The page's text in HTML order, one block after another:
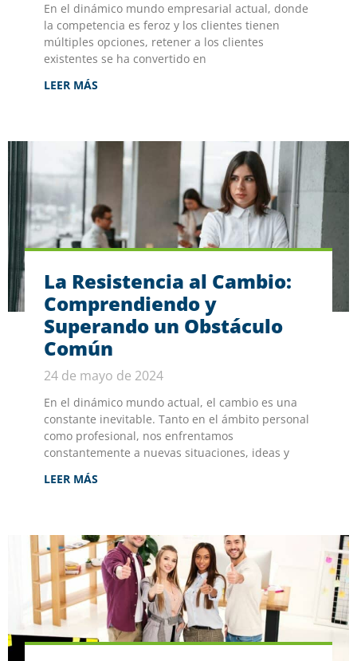
En el dinámico mundo empresarial actual, donde
la competencia es feroz y los clientes tienen
múltiples opciones, retener a los clientes
existentes se ha convertido en
LEER MÁS
La Resistencia al Cambio:
Comprendiendo y
Superando un Obstáculo
Común
24 de mayo de 2024
En el dinámico mundo actual, el cambio es una
constante inevitable. Tanto en el ámbito personal
como profesional, nos enfrentamos
constantemente a nuevas situaciones, ideas y
LEER MÁS